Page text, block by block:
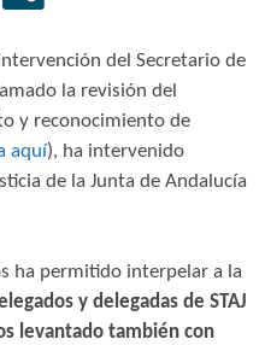
del Secretario de
la revisión del
y reconocimiento de
aquí), ha intervenido
de la Junta de Andalucía
ha permitido interpelar a la
y delegadas de STAJ
levantado también con